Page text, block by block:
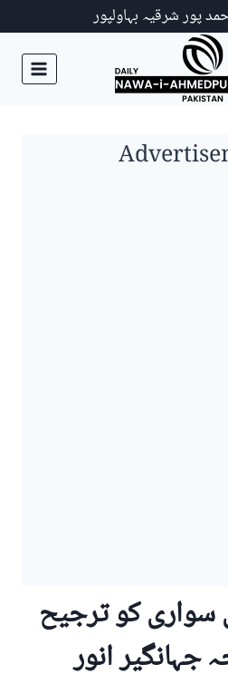
پور شرقیہ بہاولپور
سواری کو ترجیح
جہانگیر انور